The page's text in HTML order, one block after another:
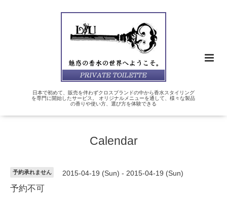
日本で初めて、販売を伴わずクロスブランドの中から香水スタイリング
を専門に開始したサービス。 オリジナルメニューを通して、様々な製品
の香りや使い方、選び方を体験できる
Calendar
予約承れません 2015-04-19 (Sun) - 2015-04-19 (Sun)
予約不可